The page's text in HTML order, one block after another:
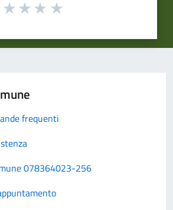
frequenti
078364023-256